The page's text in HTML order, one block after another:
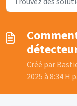
Créé par
2025 à 8:34 H